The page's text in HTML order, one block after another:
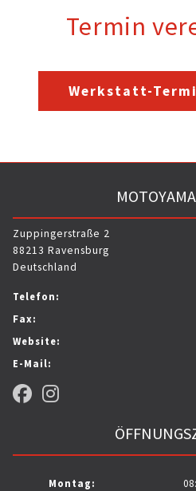
Termin
Werkstatt-
Zuppingerstraße 2
88213 Ravensburg
Deutschland
Telefon:
Fax:
Website:
E-Mail:
Montag: